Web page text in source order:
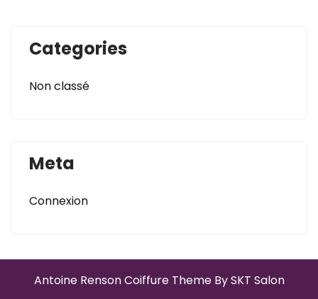
Categories
Non classé
Meta
Connexion
Antoine Renson Coiffure Theme By SKT Salon